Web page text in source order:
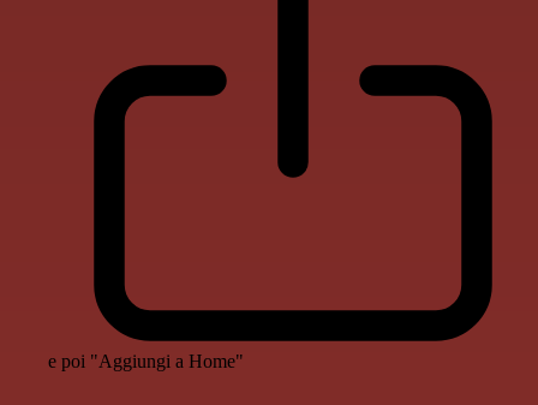
e poi "Aggiungi a Home"